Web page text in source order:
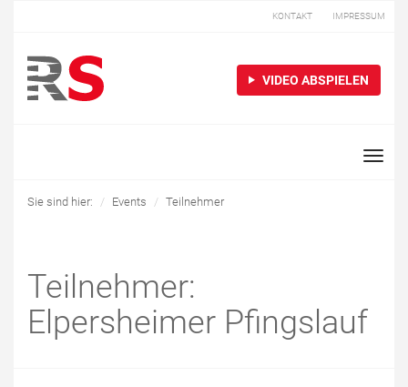
KONTAKT IMPRESSUM
VIDEO ABSPIELEN
Toggle
Sie sind hier: Events Teilnehmer
Teilnehmer:
Elpersheimer Pfingslauf